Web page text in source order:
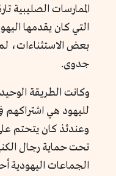
الممارسات الصليبية
التي كان يقدمها
بعض الاستثناءات،
جدوى.
وكانت الطريقة
لليهود هي اشتراكهم
وعندئذ كان يتحتم
تحت حماية رجال
الجماعات اليهودية